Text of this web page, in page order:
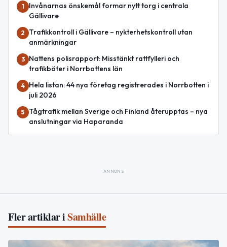
1
Invånarnas önskemål formar nytt torg i centrala
Gällivare
2
Trafikkontroll i Gällivare – nykterhetskontroll utan
anmärkningar
3
Nattens polisrapport: Misstänkt rattfylleri och
trafikböter i Norrbottens län
4
Hela listan: 44 nya företag registrerades i Norrbotten i
juli 2026
5
Tågtrafik mellan Sverige och Finland återupptas – nya
anslutningar via Haparanda
ANNONS
Fler artiklar iSamhälle